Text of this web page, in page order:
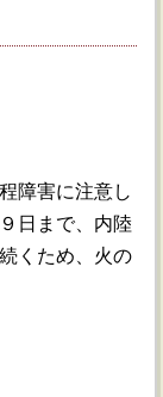
障害に注意し
日まで、内陸
くため、火の